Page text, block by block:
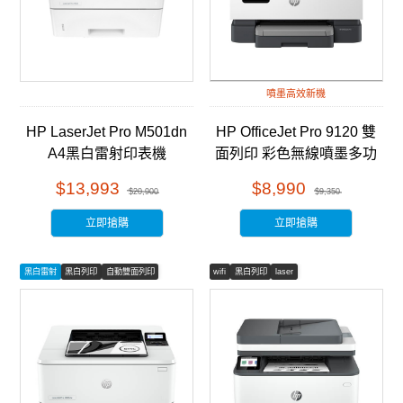
HP LaserJet Pro M501dn
A4黑白雷射印表機
$13,993 $20,900
立即搶購
噴墨高效新機
HP OfficeJet Pro 9120 雙
面列印 彩色無線噴墨多功
$8,990 $9,350
立即搶購
黑白雷射 黑白列印 自動雙面列印 wifi 黑白列印 laser